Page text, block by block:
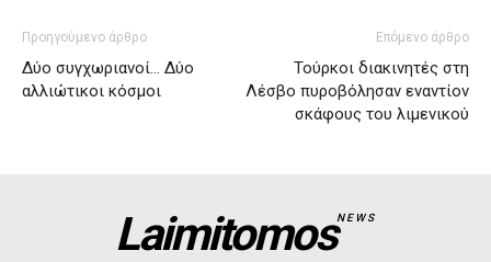
Προηγούμενο άρθρο
Δύο συγχωριανοί… Δύο
αλλιώτικοι κόσμοι
Επόμενο άρθρο
Τούρκοι διακινητές στη
Λέσβο πυροβόλησαν εναντίον
σκάφους του λιμενικού
LaimitomosNEWS